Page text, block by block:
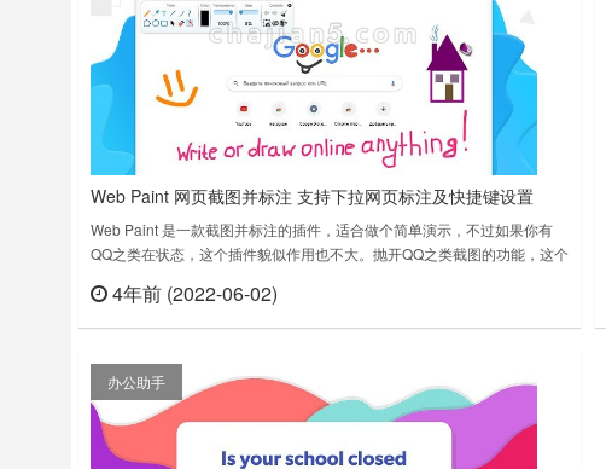
Web Paint 网页截图并标注 支持下拉网页标注及快捷键设置
Web Paint 是一款截图并标注的插件，适合做个简单演示，不过如果你有
QQ之类在状态，这个插件貌似作用也不大。抛开QQ之类截图的功能，这个
像有些插件是截图后单独打开一个页面来对图片进行加注，这个是支持在当
前页上追加图层的方式进行绘画标注，支持下拉网页，完成标注后选择截图
4年前 (2022-06-02)
办公助手